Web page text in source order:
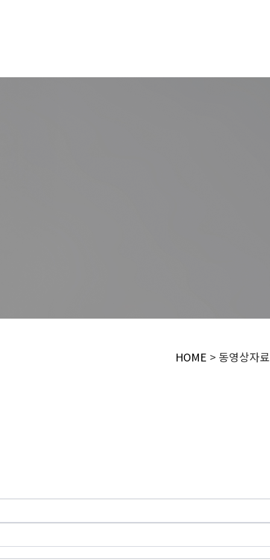
HOME > 동영상자